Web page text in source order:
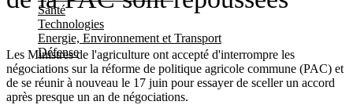
Santé
Technologies
Energie, Environnement et Transport
Défense
Les Ministres de l'agriculture ont accepté d'interrompre les
négociations sur la réforme de politique agricole commune (PAC) et
de se réunir à nouveau le 17 juin pour essayer de sceller un accord
après presque un an de négociations.